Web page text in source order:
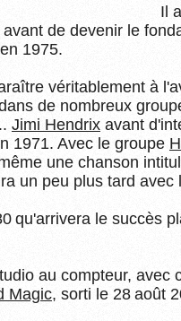
Il
de devenir le
en 1975.
véritablement à
de nombreux
Jimi Hendrix avant
1971. Avec le groupe
une chanson
un peu plus tard avec
qu'arrivera le succès
au compteur, avec
Magic, sorti le 28 août